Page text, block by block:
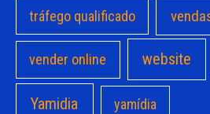
tráfego qualificado
vender online website
Yamidia yamídia